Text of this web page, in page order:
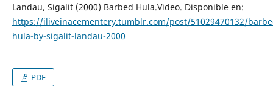
Landau, Sigalit (2000) Barbed Hula.Video. Disponible en:
https://iliveinacementery.tumblr.com/post/51029470132/
hula-by-sigalit-landau-2000
PDF